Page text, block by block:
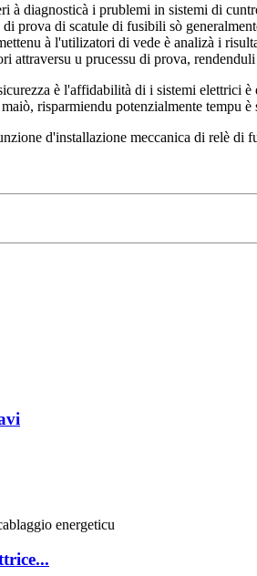
diagnosticà i prublemi in sistemi di
prova di scatule di fusibili sò
à l'utilizatori di vede è analizà i
u prucessu di prova,
è l'affidabilità di i sistemi elettrici
risparmiendu potenzialmente tempu è
d'installazione meccanica di relè di